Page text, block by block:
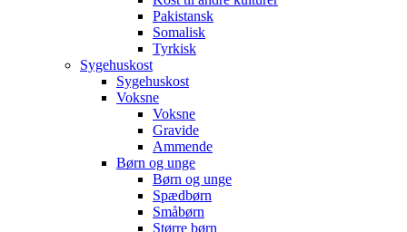
Pakistansk
Somalisk
Tyrkisk
Sygehuskost
Sygehuskost
Voksne
Voksne
Gravide
Ammende
Børn og unge
Børn og unge
Spædbørn
Småbørn
Større børn